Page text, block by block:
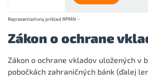
Reprezentatívny príklad RPMN
Zákon o ochrane
Zákon o ochrane vkladov uložených v
pobočkách zahraničných bánk (ďalej